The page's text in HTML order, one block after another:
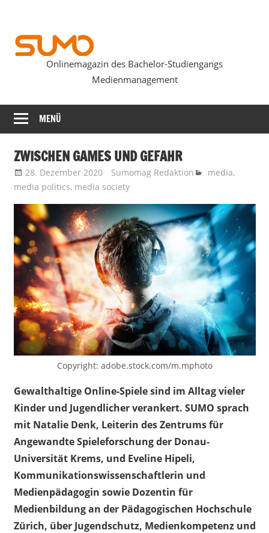
springen
SUMOmag
Onlinemagazin des Bachelor-Studiengangs
Medienmanagement
MENÜ
ZWISCHEN GAMES UND GEFAHR
28. Dezember 2020 Sumomag Redaktion media,
media politics, media society
Copyright: adobe.stock.com/m.mphoto
Gewalthaltige Online-Spiele sind im Alltag vieler
Kinder und Jugendlicher verankert. SUMO sprach
mit Natalie Denk, Leiterin des Zentrums für
Angewandte Spieleforschung der Donau-
Universität Krems, und Eveline Hipeli,
Kommunikationswissenschaftlerin und
Medienpädagogin sowie Dozentin für
Medienbildung an der Pädagogischen Hochschule
Zürich, über Jugendschutz, Medienkompetenz und